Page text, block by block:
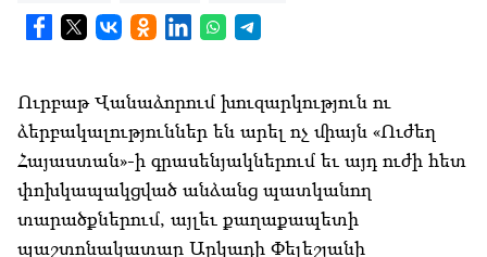
Ուրբաթ Վանաձորում խուզարկություն ու
ձերբակալություններ են արել ոչ միայն «Ուժեղ
Հայաստան»-ի գրասենյակներում եւ այդ ուժի հետ
փոխկապակցված անձանց պատկանող
տարածքներում, այլեւ քաղաքապետի
պաշտոնակատար Արկադի Փելեշյանի